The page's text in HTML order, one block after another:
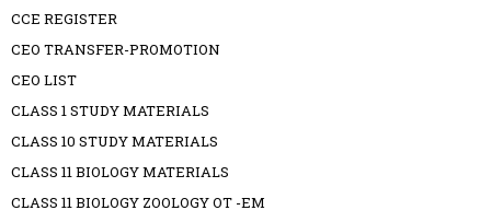
CCE REGISTER
CEO TRANSFER-PROMOTION
CEO LIST
CLASS 1 STUDY MATERIALS
CLASS 10 STUDY MATERIALS
CLASS 11 BIOLOGY MATERIALS
CLASS 11 BIOLOGY ZOOLOGY OT -EM